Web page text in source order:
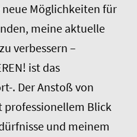
Möglichkeiten für
meine aktuelle
verbessern –
ist das
. Der Anstoß von
professionellem Blick
und meinem